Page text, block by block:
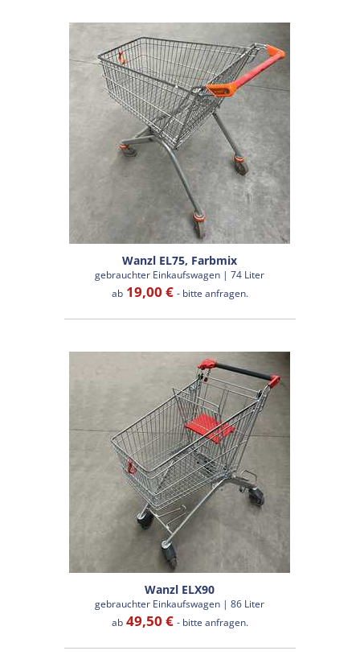
Wanzl EL75, Farbmix
gebrauchter Einkaufswagen | 74 Liter
ab19,00 € - bitte anfragen.
Wanzl ELX90
gebrauchter Einkaufswagen | 86 Liter
ab49,50 € - bitte anfragen.